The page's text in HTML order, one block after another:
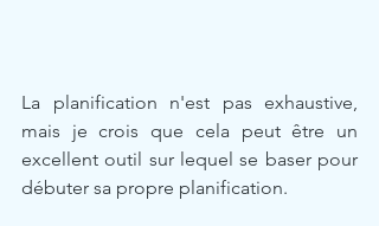
La planification n'est pas exhaustive,
mais je crois que cela peut être un
excellent outil sur lequel se baser pour
débuter sa propre planification.